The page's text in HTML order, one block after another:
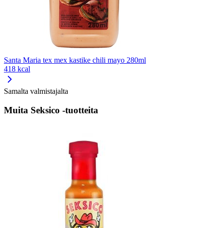
Santa Maria tex mex kastike chili mayo 280ml
418 kcal
Samalta valmistajalta
Muita Seksico -tuotteita